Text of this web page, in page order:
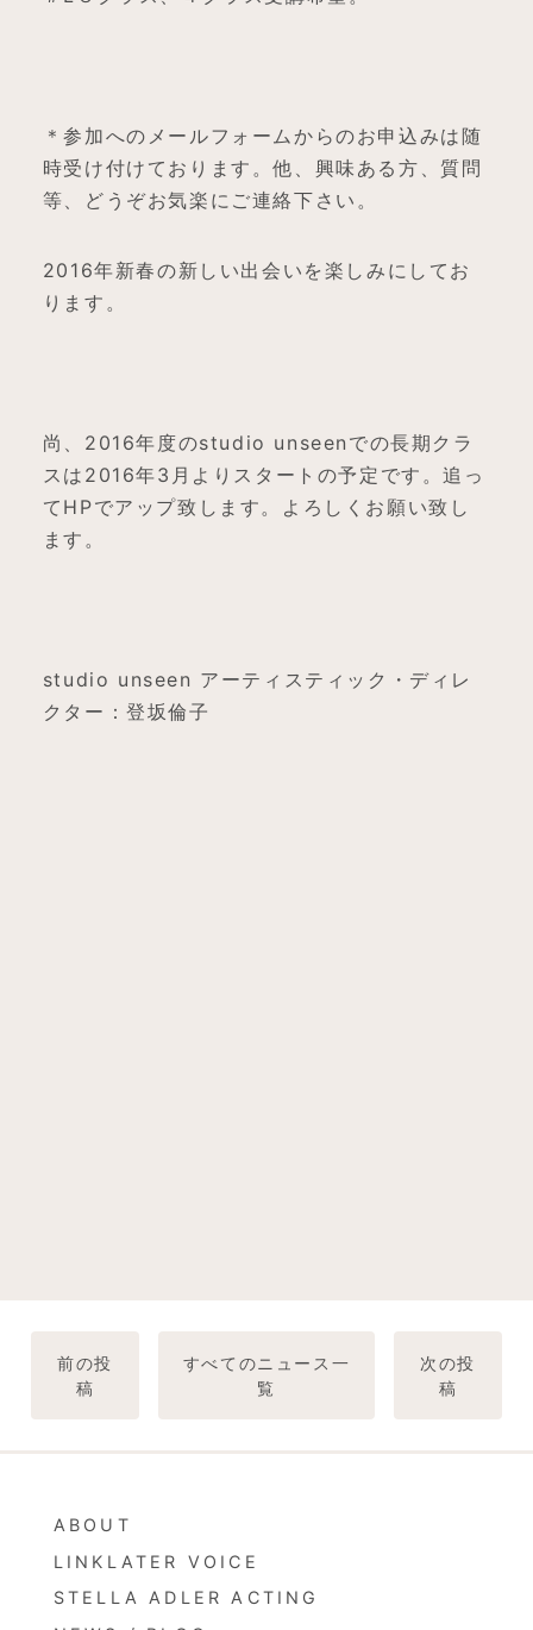
＊参加へのメールフォームからのお申込みは随
時受け付けております。他、興味ある方、質問
等、どうぞお気楽にご連絡下さい。
2016年新春の新しい出会いを楽しみにしてお
ります。
尚、2016年度のstudio unseenでの長期クラ
スは2016年3月よりスタートの予定です。追っ
てHPでアップ致します。よろしくお願い致し
ます。
studio unseen アーティスティック・ディレ
クター：登坂倫子
前の投
稿
すべてのニュース一
覧
次の投
稿
ABOUT
LINKLATER VOICE
STELLA ADLER ACTING